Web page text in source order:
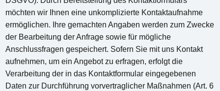
möchten wir Ihnen eine unkomplizierte Kontaktaufnahme
ermöglichen. Ihre gemachten Angaben werden zum Zwecke
der Bearbeitung der Anfrage sowie für mögliche
Anschlussfragen gespeichert. Sofern Sie mit uns Kontakt
aufnehmen, um ein Angebot zu erfragen, erfolgt die
Verarbeitung der in das Kontaktformular eingegebenen
Daten zur Durchführung vorvertraglicher Maßnahmen (Art. 6